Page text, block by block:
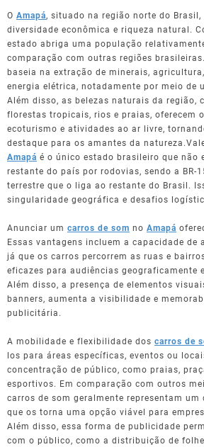
O Amapá, situado na região norte do
diversidade econômica e riqueza natural.
estado abriga uma população
comparação com outras regiões
baseia na extração de minerais,
energia elétrica, notadamente por meio de
Além disso, as belezas naturais da região,
florestas tropicais, rios e praias, oferecem
ecoturismo e atividades ao ar livre,
destaque para os amantes da
Amapá é o único estado brasileiro que não
restante do país por rodovias, sendo a BR-
terrestre que o liga ao restante do Brasil.
singularidade geográfica e desafios
Anunciar um carros de som no Amapá
Essas vantagens incluem a capacidade
já que os carros percorrem as ruas e
eficazes para audiências geograficamente
Além disso, a presença de elementos
banners, aumenta a visibilidade e
publicitária.
A mobilidade e flexibilidade dos carros de
los para áreas específicas, eventos ou
concentração de público, como praias,
esportivos. Em comparação com outros
carros de som geralmente representam um
que os torna uma opção viável para
Além disso, essa forma de publicidade
com o público, como a distribuição de